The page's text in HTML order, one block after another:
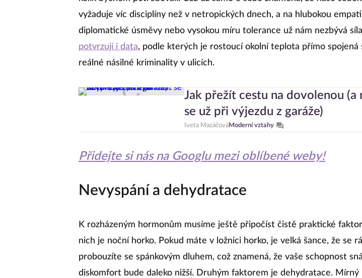
vyžaduje víc disciplíny než v netropických dnech, a na hlubokou
diplomatické úsměvy nebo vysokou míru tolerance už nám nezbývá
potvrzují i data, podle kterých je rostoucí okolní teplota přímo spojená
reálné násilné kriminality v ulicích.
Jak přežít cestu na dovolenou (a
se už při výjezdu z garáže)
Iveta MazáčováModerní vztahy
Přidejte si nás na Googlu mezi oblíbené weby!
Nevyspání a dehydratace
K rozházeným hormonům musíme ještě připočíst čistě praktické
nich je noční horko. Pokud máte v ložnici horko, je velká šance, že se
probouzíte se spánkovým dluhem, což znamená, že vaše schopnost
diskomfort bude daleko nižší. Druhým faktorem je dehydratace. Mírný